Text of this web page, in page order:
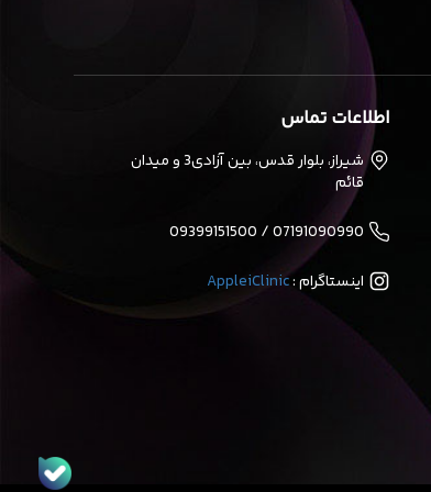
اطلاعات تماس
شیراز، بلوار قدس، بین آزادی3 و میدان
قائم
07191090990 / 09399151500
اینستاگرام :AppleiClinic